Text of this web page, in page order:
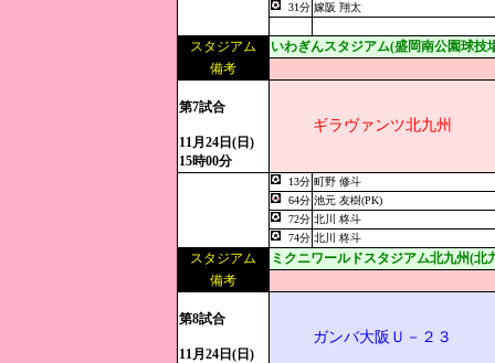
31分 嫁阪 翔太
スタジアム
いわぎんスタジアム(盛岡南公園球技
備考
第7試合
11月24日(日)
15時00分
ギラヴァンツ北九州
13分 町野 修斗
64分 池元 友樹(PK)
72分 北川 柊斗
74分 北川 柊斗
スタジアム
ミクニワールドスタジアム北九州(北
備考
第8試合
11月24日(日)
ガンバ大阪Ｕ－２３